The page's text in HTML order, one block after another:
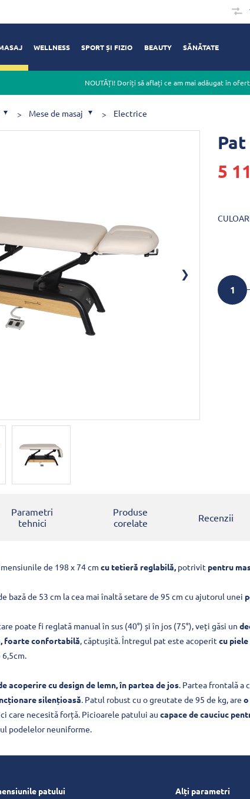
WELLNESS SPORT ȘI FIZIO BEAUTY SĂNĂTATE
NOUTĂȚI! Doriți să aflați ce am mai adăugat în
Mese de masaj Electrice
5
Parametri
tehnici
Produse
corelate
Recenzii
de 198 x 74 cm cu tetieră reglabilă, potrivit pentru
bază de 53 cm la cea mai înaltă setare de 95 cm cu ajutorul unei
poate fi reglată manual în sus (40°) și în jos (75°), veți găsi un
foarte confortabilă, căptușită. Întregul pat este acoperit cu
acoperire cu design de lemn, în partea de jos. Partea frontală a
silențioasă. Patul robust cu o greutate de 95 de kg, are o
care necesită forță. Picioarele patului au capace de cauciuc
podelelor neuniforme.
patului Alți parametri